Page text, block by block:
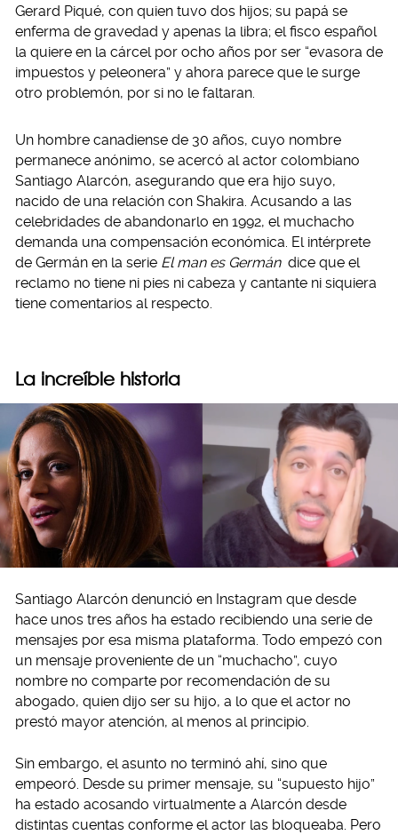
Gerard Piqué, con quien tuvo dos hijos; su papá se
enferma de gravedad y apenas la libra; el fisco español
la quiere en la cárcel por ocho años por ser “evasora de
impuestos y peleonera” y ahora parece que le surge
otro problemón, por si no le faltaran.
Un hombre canadiense de 30 años, cuyo nombre
permanece anónimo, se acercó al actor colombiano
Santiago Alarcón, asegurando que era hijo suyo,
nacido de una relación con Shakira. Acusando a las
celebridades de abandonarlo en 1992, el muchacho
demanda una compensación económica. El intérprete
de Germán en la serie El man es Germán dice que el
reclamo no tiene ni pies ni cabeza y cantante ni siquiera
tiene comentarios al respecto.
La increíble historia
Santiago Alarcón denunció en Instagram que desde
hace unos tres años ha estado recibiendo una serie de
mensajes por esa misma plataforma. Todo empezó con
un mensaje proveniente de un “muchacho”, cuyo
nombre no comparte por recomendación de su
abogado, quien dijo ser su hijo, a lo que el actor no
prestó mayor atención, al menos al principio.
Sin embargo, el asunto no terminó ahí, sino que
empeoró. Desde su primer mensaje, su “supuesto hijo”
ha estado acosando virtualmente a Alarcón desde
distintas cuentas conforme el actor las bloqueaba. Pero